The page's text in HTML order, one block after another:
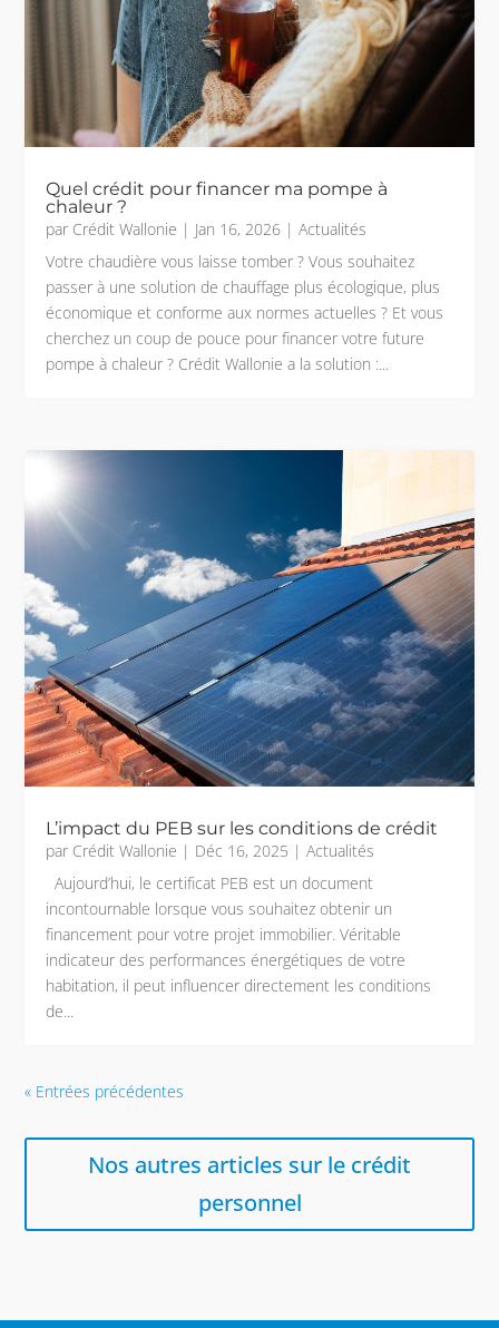
Quel crédit pour financer ma pompe à
chaleur ?
par Crédit Wallonie | Jan 16, 2026 |Actualités
Votre chaudière vous laisse tomber ? Vous souhaitez
passer à une solution de chauffage plus écologique, plus
économique et conforme aux normes actuelles ? Et vous
cherchez un coup de pouce pour financer votre future
pompe à chaleur ? Crédit Wallonie a la solution :...
L’impact du PEB sur les conditions de crédit
par Crédit Wallonie | Déc 16, 2025 |Actualités
Aujourd’hui, le certificat PEB est un document
incontournable lorsque vous souhaitez obtenir un
financement pour votre projet immobilier. Véritable
indicateur des performances énergétiques de votre
habitation, il peut influencer directement les conditions
de...
« Entrées précédentes
Nos autres articles sur le crédit
personnel